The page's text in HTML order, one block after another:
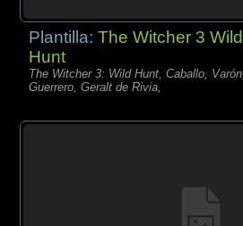
Plantilla:The Witcher 3 Wild
Hunt
The Witcher 3: Wild Hunt, Caballo, Varón,
Guerrero, Geralt de Rivia,